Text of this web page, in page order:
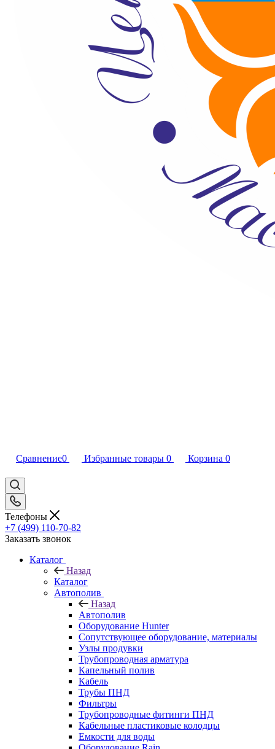
Сравнение0 Избранные товары 0 Корзина 0
Телефоны
+7 (499) 110-70-82
Заказать звонок
Каталог
Назад
Каталог
Автополив
Назад
Автополив
Оборудование Hunter
Сопутствующее оборудование, материалы
Узлы продувки
Трубопроводная арматура
Капельный полив
Кабель
Трубы ПНД
Фильтры
Трубопроводные фитинги ПНД
Кабельные пластиковые колодцы
Емкости для воды